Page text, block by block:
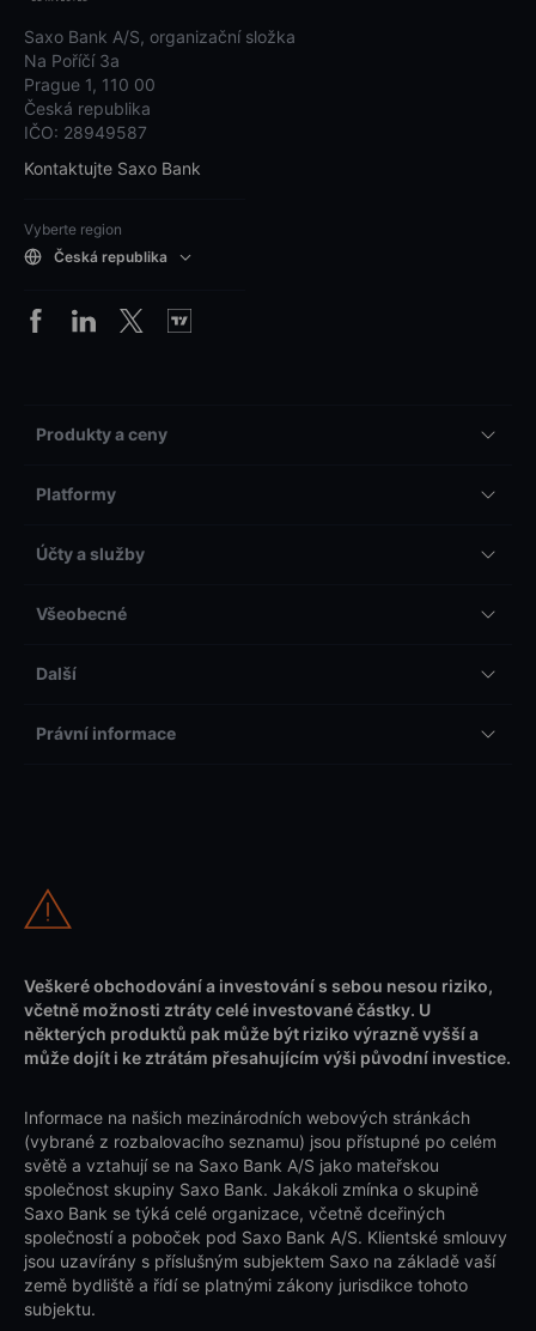
Saxo Bank A/S, organizační složka
Na Poříčí 3a
Prague 1, 110 00
Česká republika
IČO: 28949587
Kontaktujte Saxo Bank
Vyberte region
Česká republika
Produkty a ceny
Platformy
Účty a služby
Všeobecné
Další
Právní informace
Veškeré obchodování a investování s sebou nesou riziko,
včetně možnosti ztráty celé investované částky. U
některých produktů pak může být riziko výrazně vyšší a
může dojít i ke ztrátám přesahujícím výši původní investice.
Informace na našich mezinárodních webových stránkách
(vybrané z rozbalovacího seznamu) jsou přístupné po celém
světě a vztahují se na Saxo Bank A/S jako mateřskou
společnost skupiny Saxo Bank. Jakákoli zmínka o skupině
Saxo Bank se týká celé organizace, včetně dceřiných
společností a poboček pod Saxo Bank A/S. Klientské smlouvy
jsou uzavírány s příslušným subjektem Saxo na základě vaší
země bydliště a řídí se platnými zákony jurisdikce tohoto
subjektu.